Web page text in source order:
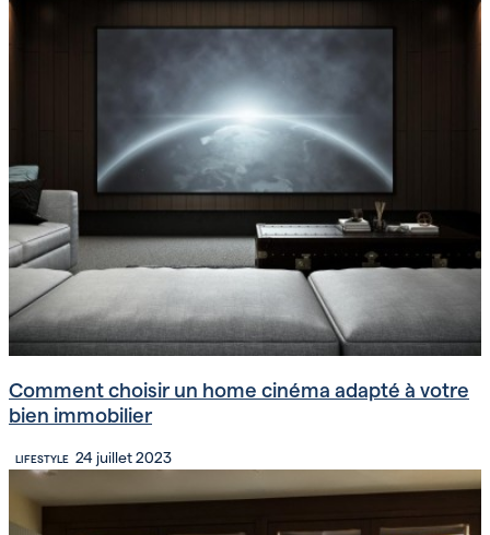
Comment choisir un home cinéma adapté à votre
bien immobilier
LIFESTYLE 24 juillet 2023